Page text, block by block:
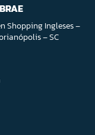
Shopping Ingleses –
– SC